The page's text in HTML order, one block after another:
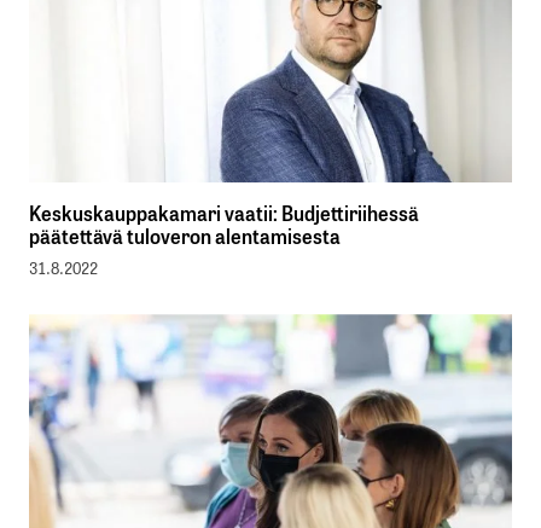
Keskuskauppakamari vaatii: Budjettiriihessä
päätettävä tuloveron alentamisesta
31.8.2022